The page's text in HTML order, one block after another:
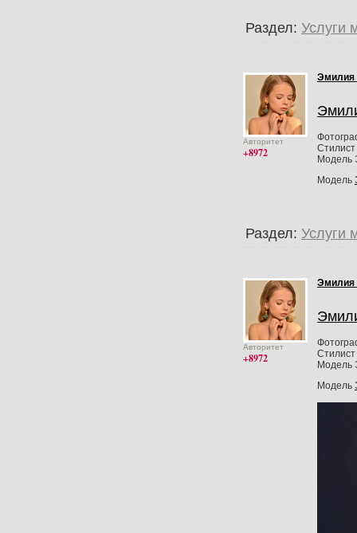
Раздел: Услуги
Авторитет
+8972
Эмилия
Стилист
Модель
Модель
Раздел: Услуги
Авторитет
+8972
Эмилия
Стилист
Модель
Модель